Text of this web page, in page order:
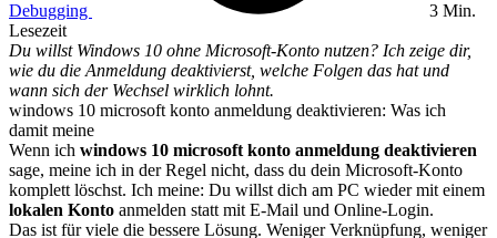
Debugging
3 Min.
Lesezeit
Du willst Windows 10 ohne Microsoft-Konto nutzen? Ich zeige dir,
wie du die Anmeldung deaktivierst, welche Folgen das hat und
wann sich der Wechsel wirklich lohnt.
windows 10 microsoft konto anmeldung deaktivieren: Was ich
damit meine
Wenn ich windows 10 microsoft konto anmeldung deaktivieren
sage, meine ich in der Regel nicht, dass du dein Microsoft-Konto
komplett löschst. Ich meine: Du willst dich am PC wieder mit einem
lokalen Konto anmelden statt mit E-Mail und Online-Login.
Das ist für viele die bessere Lösung. Weniger Verknüpfung, weniger